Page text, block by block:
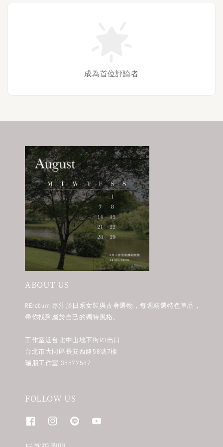
成為首位評論者
ABOUT US
REreburn 專注於日系女裝與古著選物，每週精選特色單品，
帶你找到屬於自己的獨特風格。
工作室近台北中山地下街R3出口
台北市大同區長安西路58號7樓
瑞朋工作室 38577587
FOLLOW US